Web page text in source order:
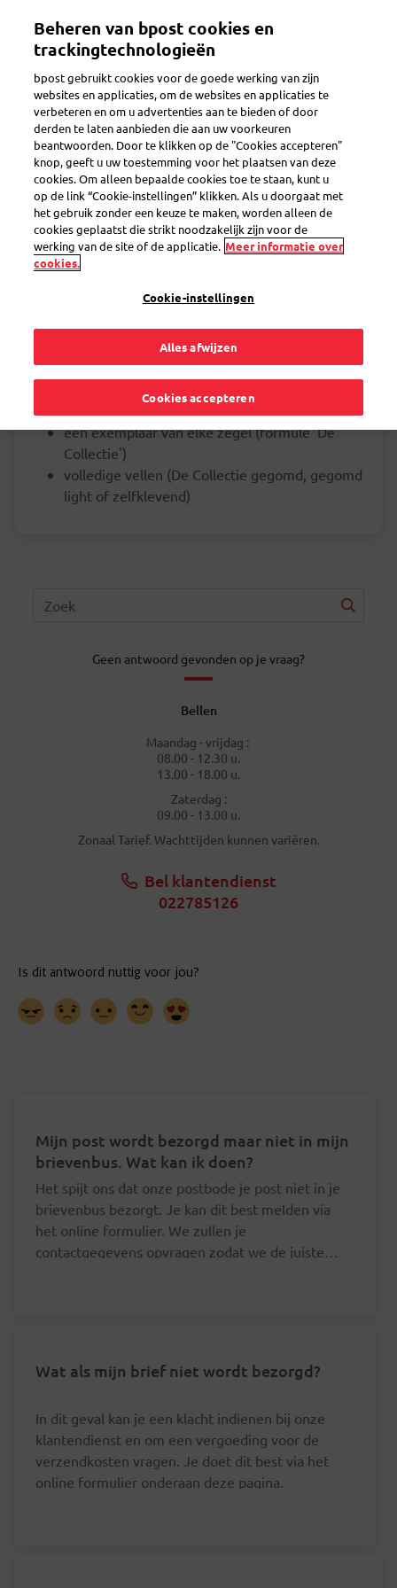
inhoud
Toggle navigation
Verzamelen van postzegels
Kan ik nog
scheurcodes krijgen
in mijn collectie?
Scheurcodes aanvragen in een abonnement is niet meer
mogelijk. Je hebt de keuze tussen:
een exemplaar van elke zegel (formule 'De
Collectie')
volledige vellen (De Collectie gegomd, gegomd
light of zelfklevend)
Geen antwoord gevonden op je vraag?
Bellen
Maandag - vrijdag :
08.00 - 12.30 u.
13.00 - 18.00 u.
Zaterdag :
09.00 - 13.00 u.
Zonaal Tarief. Wachttijden kunnen variëren.
Bel klantendienst
022785126
Mijn post wordt bezorgd maar niet in mijn
brievenbus. Wat kan ik doen?
Het spijt ons dat onze postbode je post niet in je
brievenbus bezorgt. Je kan dit best melden via
het online formulier. We zullen je
contactgegevens opvragen zodat we de juiste
Wat als mijn brief niet wordt bezorgd?
In dit geval kan je een klacht indienen bij onze
klantendienst en om een vergoeding voor de
verzendkosten vragen. Je doet dit best via het
online formulier onderaan deze pagina.
Beheren van bpost cookies en
trackingtechnologieën
bpost gebruikt cookies voor de goede werking van zijn
websites en applicaties, om de websites en applicaties te
verbeteren en om u advertenties aan te bieden of door
derden te laten aanbieden die aan uw voorkeuren
beantwoorden. Door te klikken op de "Cookies accepteren"
knop, geeft u uw toestemming voor het plaatsen van deze
cookies. Om alleen bepaalde cookies toe te staan, kunt u
op de link “Cookie-instellingen” klikken. Als u doorgaat met
het gebruik zonder een keuze te maken, worden alleen de
cookies geplaatst die strikt noodzakelijk zijn voor de
werking van de site of de applicatie. Meer informatie over
cookies.
Cookie-instellingen
Alles afwijzen
Cookies accepteren